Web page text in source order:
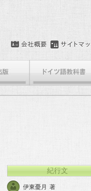
紀行文
伊東憂月 著